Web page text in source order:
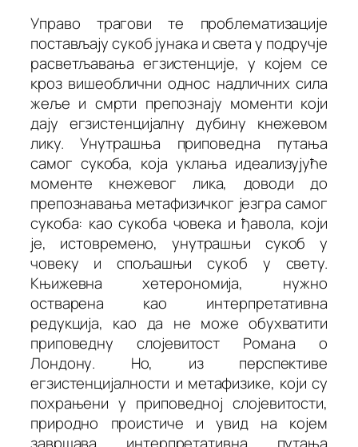
Управо трагови те проблематизације
постављају сукоб јунака и света у подручје
расветљавања егзистенције, у којем се
кроз вишеоблични однос надличних сила
жеље и смрти препознају моменти који
дају егзистенцијалну дубину кнежевом
лику. Унутрашња приповедна путања
самог сукоба, која уклања идеализујуће
моменте кнежевог лика, доводи до
препознавања метафизичког језгра самог
сукоба: као сукоба човека и ђавола, који
је, истовремено, унутрашњи сукоб у
човеку и спољашњи сукоб у свету.
Књижевна хетерономија, нужно
остварена као интерпретативна
редукција, као да не може обухватити
приповедну слојевитост Романа о
Лондону. Но, из перспективе
егзистенцијалности и метафизике, који су
похрањени у приповедној слојевитости,
природно проистиче и увид на којем